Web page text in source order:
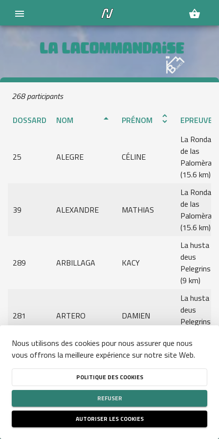
menu shopping_basket
Rechercher
Rechercher
Compétition: 0 Genre: 0 Effacer les filtres
268 participants
DOSSARD NOM arrow_drop_up PRÉNOM unfold_more EPREUVE
25 ALEGRE CÉLINE
La Ronda
de las
Palomèras
(15.6 km)
39 ALEXANDRE MATHIAS
La Ronda
de las
Palomèras
(15.6 km)
289 ARBILLAGA KACY
La husta
deus
Pelegrins
(9 km)
281 ARTERO DAMIEN
La husta
deus
Pelegrins
43 AUBIGNY LOELIA
La Ronda
(15.6 km)
AUBIGNY ELIO
La Ronda
Palomèras
CONDITIONS GÉNÉRALES D'UTILISATION DU SITE-POLITIQUE DE CONFIDENTIALITÉ
POLITIQUE DES COOKIES
Nous utilisons des cookies pour nous assurer que nous
vous offrons la meilleure expérience sur notre site Web.
POLITIQUE DES COOKIES
REFUSER
AUTORISER LES COOKIES